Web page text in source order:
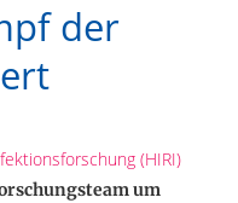
der
(HIRI)
um